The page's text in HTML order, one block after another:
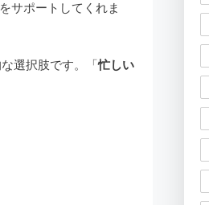
サポートしてくれま
選択肢です。「忙しい